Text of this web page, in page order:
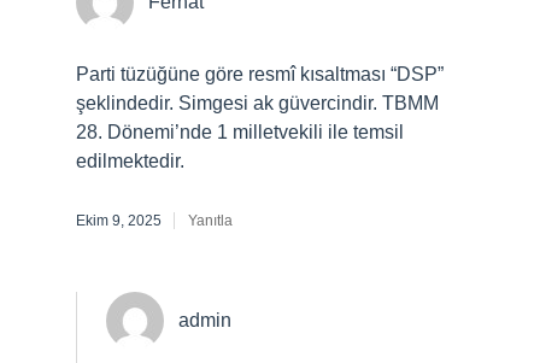
Parti tüzüğüne göre resmî kısaltması “DSP”
şeklindedir. Simgesi ak güvercindir. TBMM
28. Dönemi’nde 1 milletvekili ile temsil
edilmektedir.
Ekim 9, 2025 Yanıtla
admin